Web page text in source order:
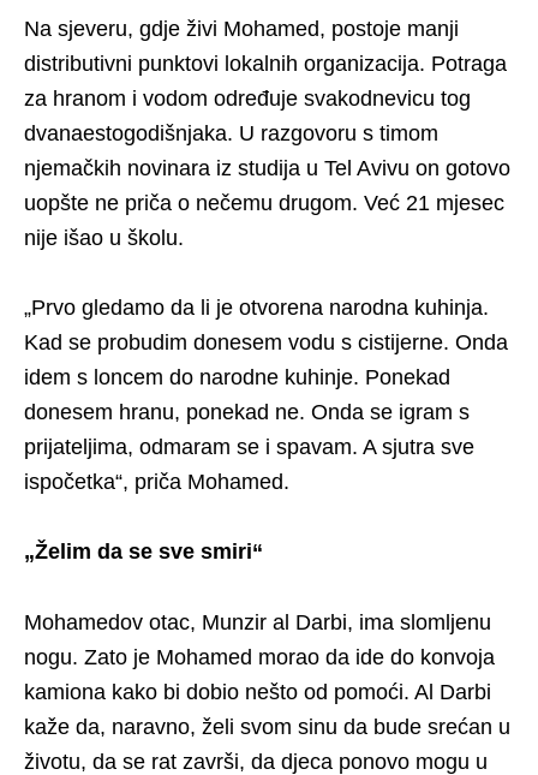
Na sjeveru, gdje živi Mohamed, postoje manji
distributivni punktovi lokalnih organizacija. Potraga
za hranom i vodom određuje svakodnevicu tog
dvanaestogodišnjaka. U razgovoru s timom
njemačkih novinara iz studija u Tel Avivu on gotovo
uopšte ne priča o nečemu drugom. Već 21 mjesec
nije išao u školu.
„Prvo gledamo da li je otvorena narodna kuhinja.
Kad se probudim donesem vodu s cistijerne. Onda
idem s loncem do narodne kuhinje. Ponekad
donesem hranu, ponekad ne. Onda se igram s
prijateljima, odmaram se i spavam. A sjutra sve
ispočetka“, priča Mohamed.
„Želim da se sve smiri“
Mohamedov otac, Munzir al Darbi, ima slomljenu
nogu. Zato je Mohamed morao da ide do konvoja
kamiona kako bi dobio nešto od pomoći. Al Darbi
kaže da, naravno, želi svom sinu da bude srećan u
životu, da se rat završi, da djeca ponovo mogu u